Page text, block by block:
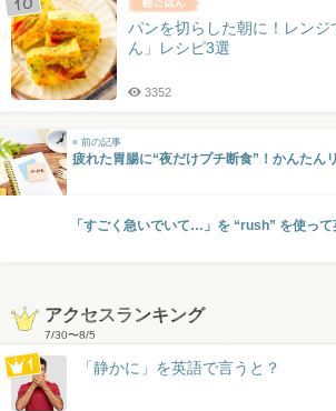
パンを切らした朝に！レン
ん」レシピ3選
3352
« 前の記事
疲れた胃腸に“夜だけプチ断食”！かんたん
「すごく急いでいて…」を “rush” を使って
アクセスランキング
7/30〜8/5
「静かに」を英語で言うと？